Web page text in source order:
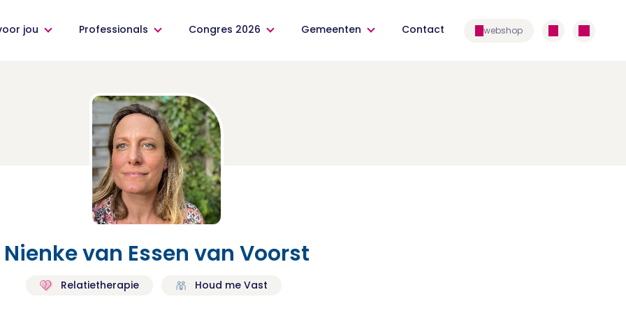
jou Professionals Congres 2026 Gemeenten Contact webshop
Nienke van Essen van Voorst
Relatietherapie Houd me Vast